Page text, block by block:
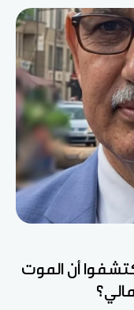
أن الموت